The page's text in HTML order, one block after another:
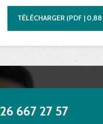
TÉLÉCHARGER (PDF | 0,88
667 27 57